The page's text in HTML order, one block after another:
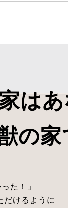
は
の
た！」
だけるように